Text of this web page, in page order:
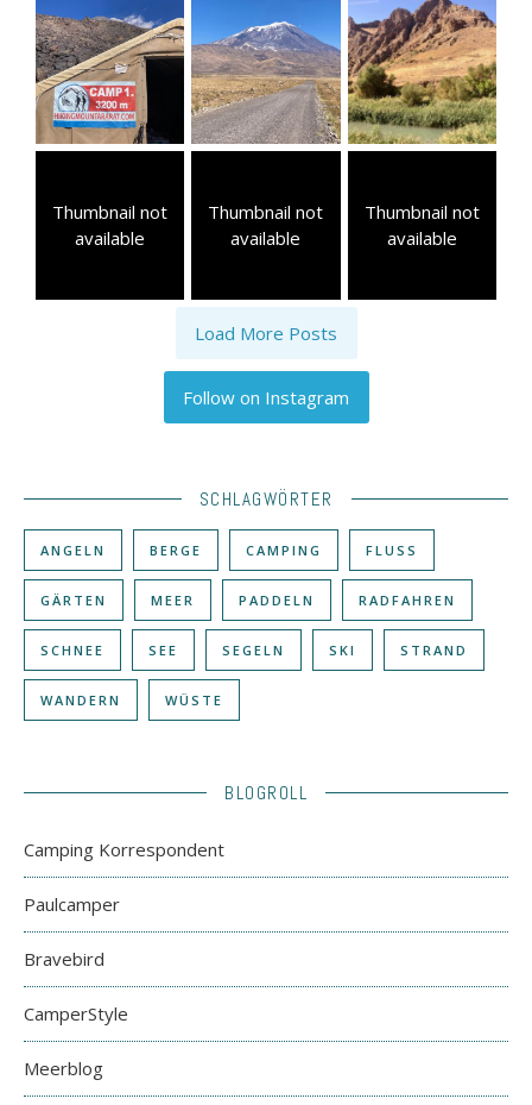
Thumbnail not
available
Thumbnail not
available
Thumbnail not
available
Load More Posts
Follow on Instagram
SCHLAGWÖRTER
ANGELN BERGE CAMPING FLUSS
GÄRTEN MEER PADDELN RADFAHREN
SCHNEE SEE SEGELN SKI STRAND
WANDERN WÜSTE
BLOGROLL
Camping Korrespondent
Paulcamper
Bravebird
CamperStyle
Meerblog